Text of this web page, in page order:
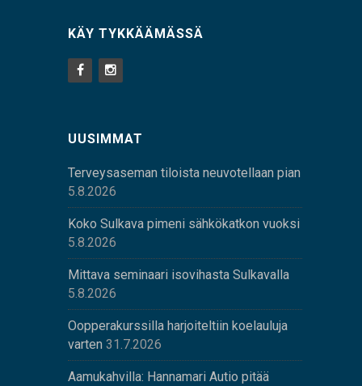
KÄY TYKKÄÄMÄSSÄ
UUSIMMAT
Terveysaseman tiloista neuvotellaan pian
5.8.2026
Koko Sulkava pimeni sähkökatkon vuoksi
5.8.2026
Mittava seminaari isovihasta Sulkavalla
5.8.2026
Oopperakurssilla harjoiteltiin koelauluja
varten 31.7.2026
Aamukahvilla: Hannamari Autio pitää